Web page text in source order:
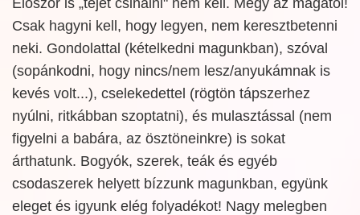
Először is „tejet csinálni" nem kell. Megy az magától!
Csak hagyni kell, hogy legyen, nem keresztbetenni
neki. Gondolattal (kételkedni magunkban), szóval
(sopánkodni, hogy nincs/nem lesz/anyukámnak is
kevés volt...), cselekedettel (rögtön tápszerhez
nyúlni, ritkábban szoptatni), és mulasztással (nem
figyelni a babára, az ösztöneinkre) is sokat
árthatunk. Bogyók, szerek, teák és egyéb
csodaszerek helyett bízzunk magunkban, együnk
eleget és igyunk elég folyadékot! Nagy melegben